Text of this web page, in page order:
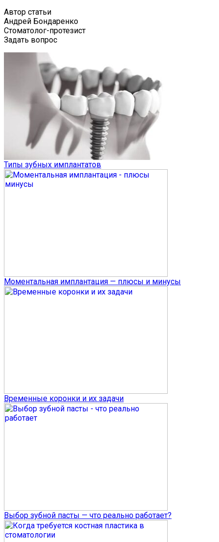
Автор статьи
Андрей Бондаренко
Стоматолог-протезист
Задать вопрос
Типы зубных имплантатов
Моментальная имплантация — плюсы и минусы
Временные коронки и их задачи
Выбор зубной пасты — что реально работает?